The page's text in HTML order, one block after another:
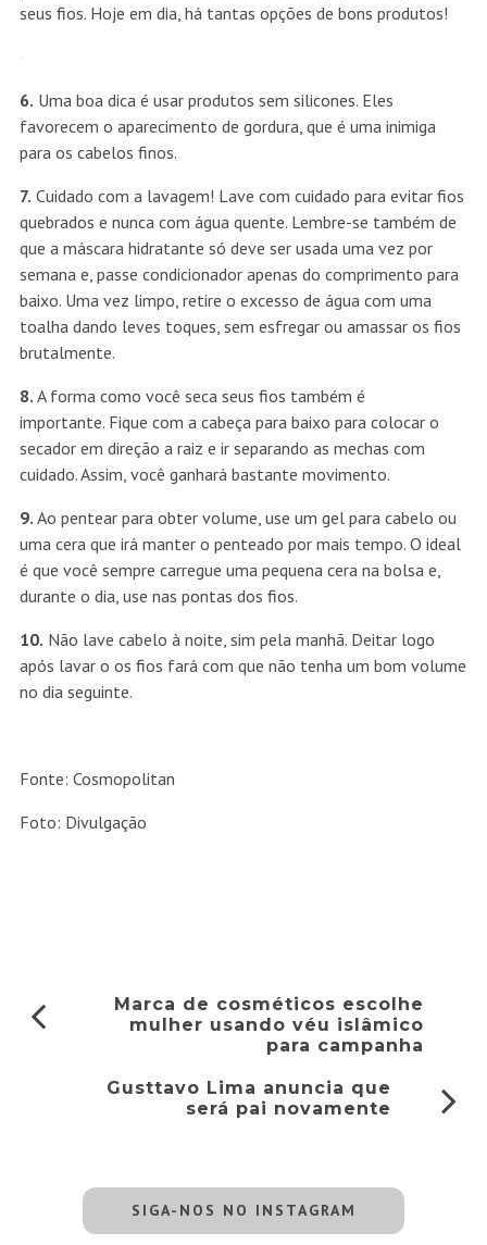
seus fios. Hoje em dia, há tantas opções de bons produtos!
6. Uma boa dica é usar produtos sem silicones. Eles
favorecem o aparecimento de gordura, que é uma inimiga
para os cabelos finos.
7. Cuidado com a lavagem! Lave com cuidado para evitar fios
quebrados e nunca com água quente. Lembre-se também de
que a máscara hidratante só deve ser usada uma vez por
semana e, passe condicionador apenas do comprimento para
baixo. Uma vez limpo, retire o excesso de água com uma
toalha dando leves toques, sem esfregar ou amassar os fios
brutalmente.
8. A forma como você seca seus fios também é
importante. Fique com a cabeça para baixo para colocar o
secador em direção a raiz e ir separando as mechas com
cuidado. Assim, você ganhará bastante movimento.
9. Ao pentear para obter volume, use um gel para cabelo ou
uma cera que irá manter o penteado por mais tempo. O ideal
é que você sempre carregue uma pequena cera na bolsa e,
durante o dia, use nas pontas dos fios.
10. Não lave cabelo à noite, sim pela manhã. Deitar logo
após lavar o os fios fará com que não tenha um bom volume
no dia seguinte.
Fonte: Cosmopolitan
Foto: Divulgação
Marca de cosméticos escolhe
mulher usando véu islâmico
para campanha
Gusttavo Lima anuncia que
será pai novamente
SIGA-NOS NO INSTAGRAM